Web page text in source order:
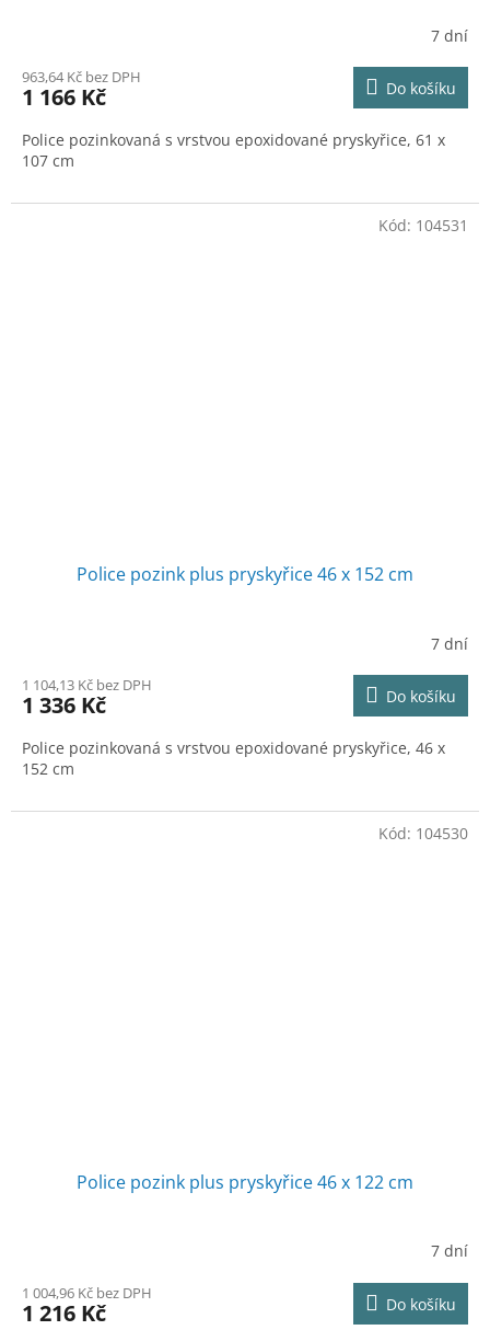
7 dní
963,64 Kč bez DPH
1 166 Kč Do košíku
Police pozinkovaná s vrstvou epoxidované pryskyřice, 61 x
107 cm
Police pozink plus pryskyřice 46 x 152 cm
7 dní
1 104,13 Kč bez DPH
1 336 Kč Do košíku
Police pozinkovaná s vrstvou epoxidované pryskyřice, 46 x
152 cm
Kód: 104531
Police pozink plus pryskyřice 46 x 122 cm
7 dní
1 004,96 Kč bez DPH
1 216 Kč Do košíku
Kód: 104530